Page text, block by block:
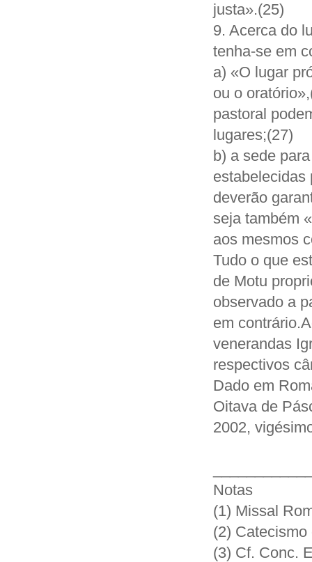
justa».(25)
9. Acerca do
tenha-se em
a) «O lugar
ou o
pastoral
lugares;(27)
b) a sede
estabelecidas
deverão
seja também
aos mesmos
Tudo o que
de Motu
observado a
em
venerandas
respectivos
Dado em
Oitava de
2002,
Notas
(1) Missal
(2)
(3) Cf. Conc.